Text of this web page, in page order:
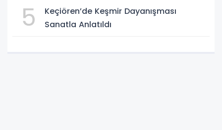
5
Keçiören’de Keşmir Dayanışması
Sanatla Anlatıldı